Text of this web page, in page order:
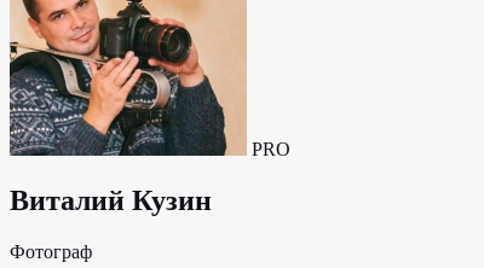
PRO
Виталий Кузин
Фотограф